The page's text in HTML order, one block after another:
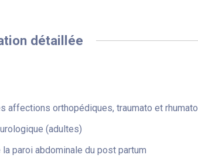
détaillée
affections orthopédiques, traumato et rhumato
(adultes)
la paroi abdominale du post partum